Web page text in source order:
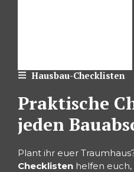
Hausbau-Checklisten
Praktische
jeden
Plant ihr euer
Checklisten helfen